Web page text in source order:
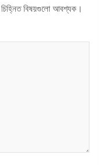
চিহ্নিত বিষয়গুলো আবশ্যক।